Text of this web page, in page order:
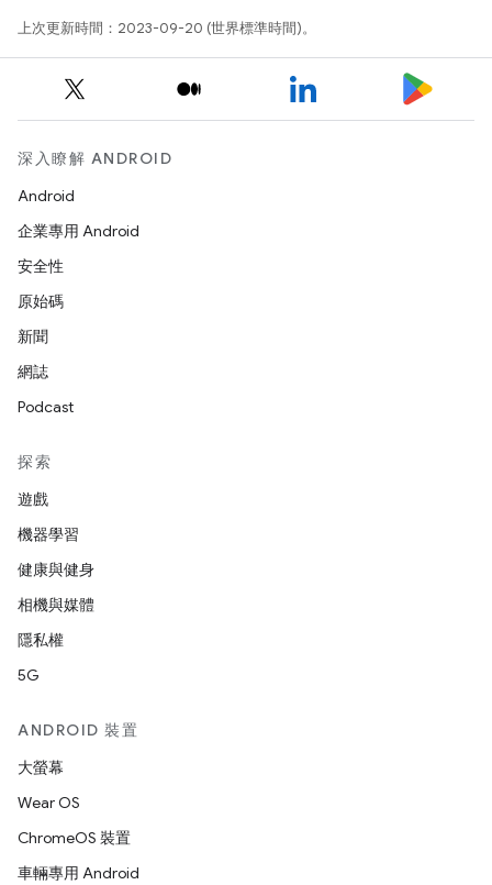
上次更新時間：2023-09-20 (世界標準時間)。
深入瞭解 ANDROID
Android
企業專用 Android
安全性
原始碼
新聞
網誌
Podcast
探索
遊戲
機器學習
健康與健身
相機與媒體
隱私權
5G
ANDROID 裝置
大螢幕
Wear OS
ChromeOS 裝置
車輛專用 Android